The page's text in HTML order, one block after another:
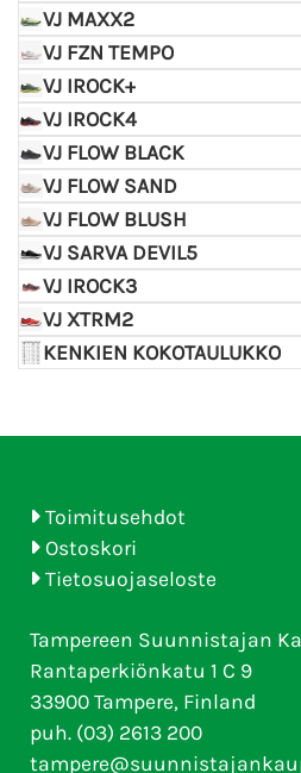
VJ MAXX2
VJ FZN TEMPO
VJ IROCK+
VJ IROCK4
VJ FLOW BLACK
VJ FLOW SAND
VJ FLOW BLUSH
VJ SARVA DEVIL5
VJ IROCK3
VJ XTRM2
KENKIEN KOKOTAULUKKO
Toimitusehdot
Ostoskori
Tietosuojaseloste
Tampereen Suunnistajan
Rantaperkiönkatu 1 C 9
33900 Tampere, Finland
puh. (03) 2613 200